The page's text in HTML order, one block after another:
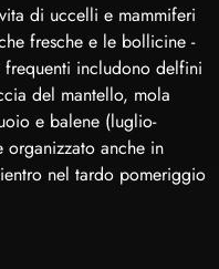
di uccelli e mammiferi
fresche e le bollicine -
includono delfini
del mantello, mola
e balene (luglio-
organizzato anche in
nel tardo pomeriggio